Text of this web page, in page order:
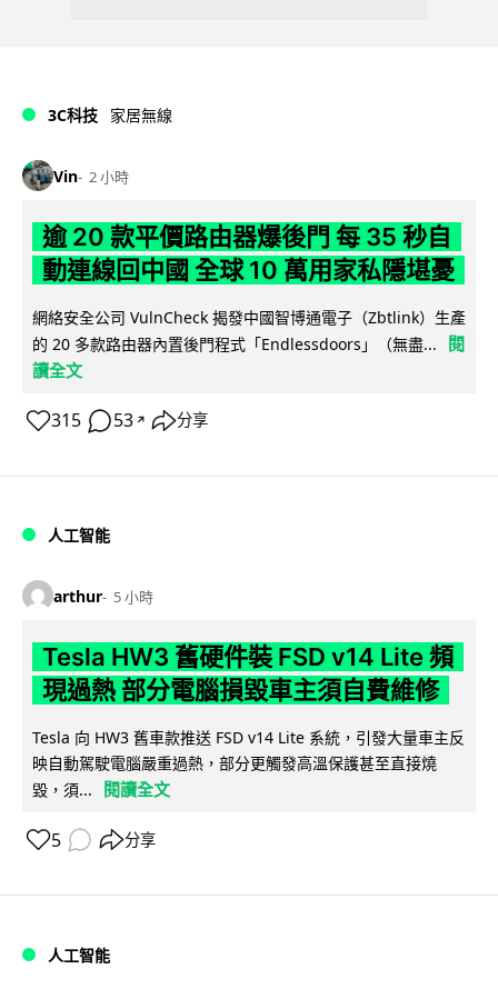
3C科技 家居無線
Vin 2 小時
逾 20 款平價路由器爆後門 每 35 秒自
動連線回中國 全球 10 萬用家私隱堪憂
網絡安全公司 VulnCheck 揭發中國智博通電子（Zbtlink）生產
的 20 多款路由器內置後門程式「Endlessdoors」（無盡...
閱
讀全文
315 53 ↗ 分享
人工智能
arthur 5 小時
Tesla HW3 舊硬件裝 FSD v14 Lite 頻
現過熱 部分電腦損毀車主須自費維修
Tesla 向 HW3 舊車款推送 FSD v14 Lite 系統，引發大量車主反
映自動駕駛電腦嚴重過熱，部分更觸發高溫保護甚至直接燒
毀，須...
閱讀全文
5 分享
人工智能